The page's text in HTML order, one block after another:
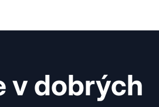
v dobrých